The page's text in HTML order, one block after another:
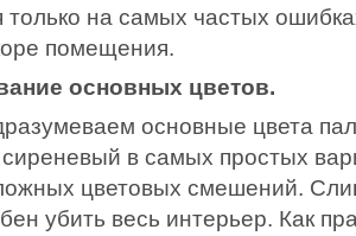
только на самых частых
помещения.
основных цветов.
основные цвета
в самых простых
цветовых смешений.
убить весь интерьер. Как